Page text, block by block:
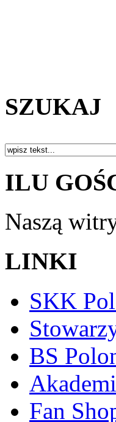
SZUKAJ
ILU
Naszą
LINKI
SKK
BS
Fan